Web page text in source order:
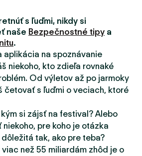
s ľuďmi, nikdy si
naše Bezpečnostné tipy a
.
aplikácia na spoznávanie
niekoho, kto zdieľa rovnaké
Od výletov až po jarmoky
četovať s ľuďmi o veciach, ktoré
si zájsť na festival? Alebo
pre koho je otázka
tak, ako pre teba?
než 55 miliardám zhôd je o